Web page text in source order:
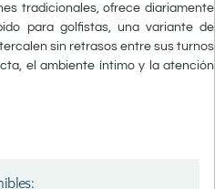
tradicionales, ofrece diariamente
para golfistas, una variante de
sin retrasos entre sus turnos
el ambiente íntimo y la atención